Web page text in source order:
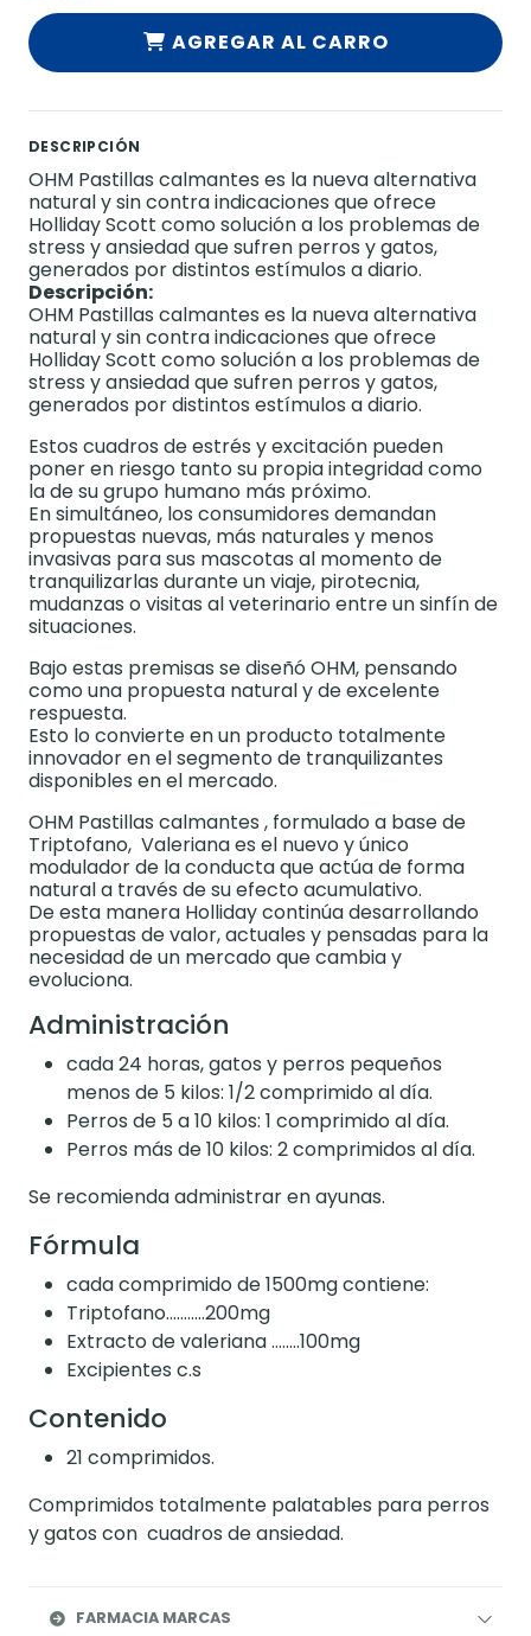
AGREGAR AL CARRO
DESCRIPCIÓN
OHM Pastillas calmantes es la nueva alternativa
natural y sin contra indicaciones que ofrece
Holliday Scott como solución a los problemas de
stress y ansiedad que sufren perros y gatos,
generados por distintos estímulos a diario.
Descripción:
OHM Pastillas calmantes es la nueva alternativa
natural y sin contra indicaciones que ofrece
Holliday Scott como solución a los problemas de
stress y ansiedad que sufren perros y gatos,
generados por distintos estímulos a diario.
Estos cuadros de estrés y excitación pueden
poner en riesgo tanto su propia integridad como
la de su grupo humano más próximo.
En simultáneo, los consumidores demandan
propuestas nuevas, más naturales y menos
invasivas para sus mascotas al momento de
tranquilizarlas durante un viaje, pirotecnia,
mudanzas o visitas al veterinario entre un sinfín de
situaciones.
Bajo estas premisas se diseñó OHM, pensando
como una propuesta natural y de excelente
respuesta.
Esto lo convierte en un producto totalmente
innovador en el segmento de tranquilizantes
disponibles en el mercado.
OHM Pastillas calmantes , formulado a base de
Triptofano, Valeriana es el nuevo y único
modulador de la conducta que actúa de forma
natural a través de su efecto acumulativo.
De esta manera Holliday continúa desarrollando
propuestas de valor, actuales y pensadas para la
necesidad de un mercado que cambia y
evoluciona.
Administración
cada 24 horas, gatos y perros pequeños
menos de 5 kilos: 1/2 comprimido al día.
Perros de 5 a 10 kilos: 1 comprimido al día.
Perros más de 10 kilos: 2 comprimidos al día.
Se recomienda administrar en ayunas.
Fórmula
cada comprimido de 1500mg contiene:
Triptofano………..200mg
Extracto de valeriana ……..100mg
Excipientes c.s
Contenido
21 comprimidos.
Comprimidos totalmente palatables para perros
y gatos con cuadros de ansiedad.
FARMACIA MARCAS